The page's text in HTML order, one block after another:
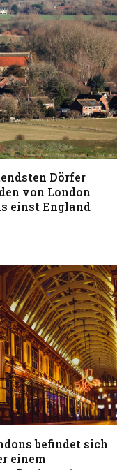
Dörfer
von London
einst England
befindet sich
einem